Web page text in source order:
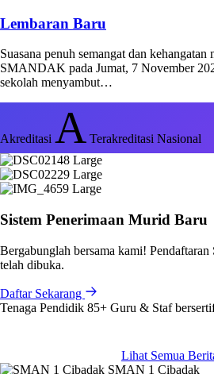
Lembaran Baru
Suasana penuh semangat dan
SMANDAK pada Jumat, 7 November
sekolah menyambut…
Akreditasi A Terakreditasi Nasional
Sistem Penerimaan Murid Baru
Bergabunglah bersama kami!
telah dibuka.
Daftar Sekarang
Tenaga Pendidik 85+ Guru & Staf
Lihat Semua
SMAN 1 Cibadak